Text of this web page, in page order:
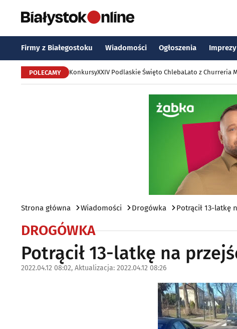
Firmy z Białegostoku Wiadomości Ogłoszenia Imprezy
POLECAMY KonkursyXXIV Podlaskie Święto ChlebaLato z Churreria
Strona główna Wiadomości Drogówka Potrącił 13-latkę
DROGÓWKA
Potrącił 13-latkę na
2022.04.12 08:02, Aktualizacja: 2022.04.12 08:26